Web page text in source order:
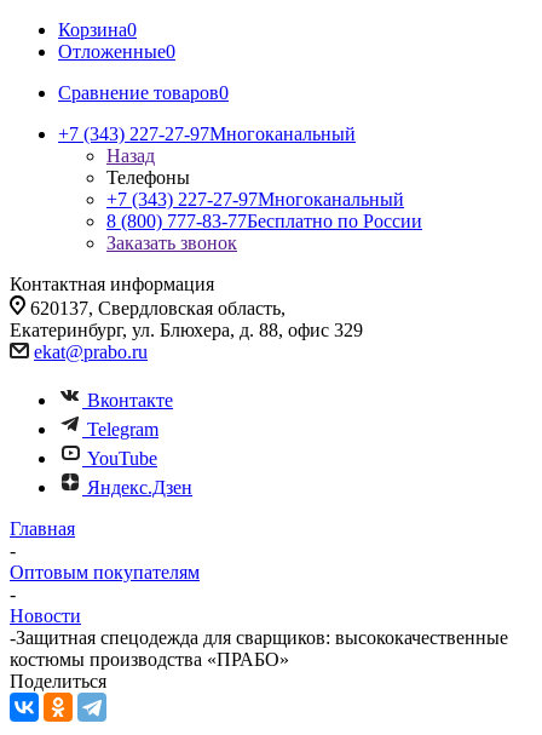
Корзина0
Отложенные0
Сравнение товаров0
+7 (343) 227-27-97Многоканальный
Назад
Телефоны
+7 (343) 227-27-97Многоканальный
8 (800) 777-83-77Бесплатно по России
Заказать звонок
Контактная информация
620137, Свердловская область,
Екатеринбург, ул. Блюхера, д. 88, офис 329
ekat@prabo.ru
Вконтакте
Telegram
YouTube
Яндекс.Дзен
Главная
-
Оптовым покупателям
-
Новости
-Защитная спецодежда для сварщиков: высококачественные
костюмы производства «ПРАБО»
Поделиться